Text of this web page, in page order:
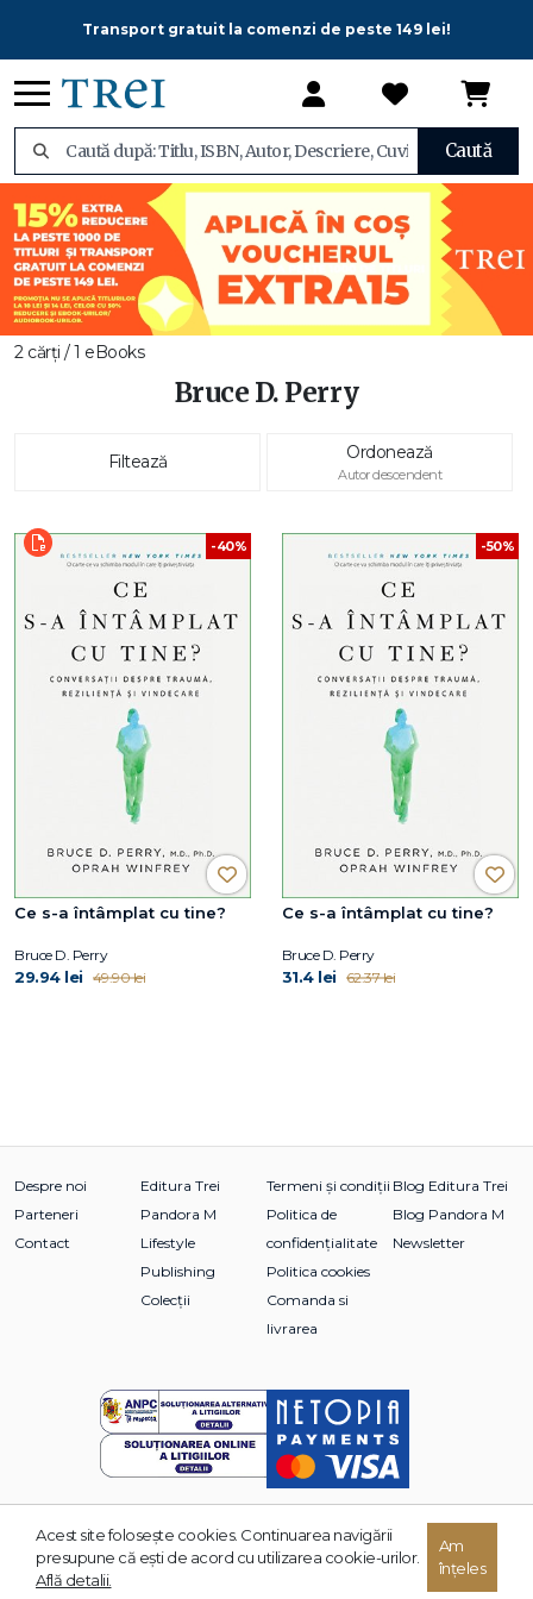
Transport gratuit la comenzi de peste 149 lei!
Caută
2 cărți / 1 eBooks
Bruce D. Perry
Filtează Ordonează
Autor descendent
-40%
Ce s-a întâmplat cu tine?
Bruce D. Perry
29.94 lei 49.90 lei
-50%
Ce s-a întâmplat cu tine?
Bruce D. Perry
31.4 lei 62.37 lei
Despre noi
Parteneri
Contact
Editura Trei
Pandora M
Lifestyle
Publishing
Colecții
Termeni și condiții
Politica de
confidențialitate
Politica cookies
Comanda si
livrarea
Blog Editura Trei
Blog Pandora M
Newsletter
© 2026 Grupul Editorial TREI. Toate drepturile rezervate.
Acest site foloseşte cookies. Continuarea navigării
presupune că eşti de acord cu utilizarea cookie-urilor.
Află detalii.
Am
înțeles